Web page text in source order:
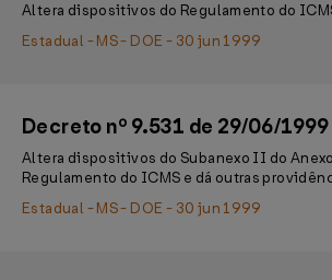
Altera dispositivos do Regulamento do
Estadual - MS - DOE - 30 jun 1999
Decreto nº 9.531 de 29/06/1999
Altera dispositivos do Subanexo II do
Regulamento do ICMS e dá outras
Estadual - MS - DOE - 30 jun 1999